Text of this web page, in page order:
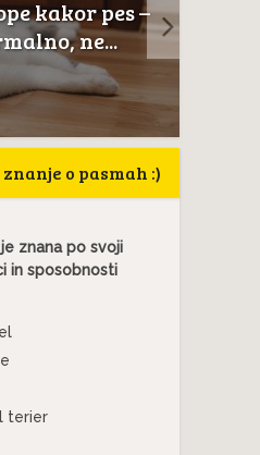
kakor pes –
ne...
o pasmah :)
znana po svoji
in sposobnosti
terier